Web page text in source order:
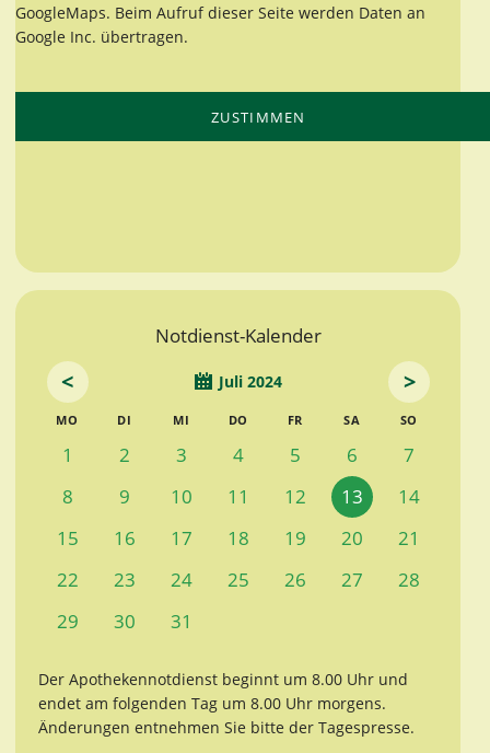
GoogleMaps. Beim Aufruf dieser Seite werden Daten an
Google Inc. übertragen.
ZUSTIMMEN
Notdienst-Kalender
< Juli 2024 >
MO DI MI DO FR SA SO
1 2 3 4 5 6
7
8
9 10 11 12 13
14
15
16 17 18 19 20
21
22
23 24 25 26 27
28
29
30 31
Der Apothekennotdienst beginnt um 8.00 Uhr und
endet am folgenden Tag um 8.00 Uhr morgens.
Änderungen entnehmen Sie bitte der Tagespresse.